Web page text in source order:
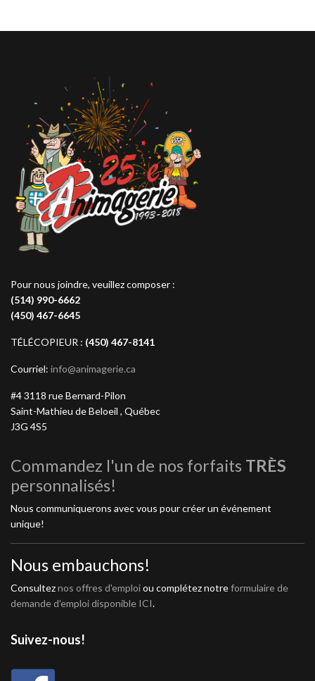
Pour nous joindre, veuillez composer :
(514) 990-6662
(450) 467-6645
TÉLÉCOPIEUR : (450) 467-8141
Courriel: info@animagerie.ca
#4 3118 rue Bernard-Pilon
Saint-Mathieu de Beloeil , Québec
J3G 4S5
Commandez l'un de nos forfaits TRÈS
personnalisés!
Nous communiquerons avec vous pour créer un événement
unique!
Nous embauchons!
Consulteznos offres d'emploiou complétez notreformulaire de
demande d'emploi disponible ICI.
Suivez-nous!